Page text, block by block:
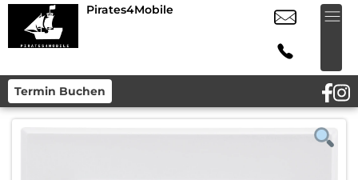
Pirates4Mobile
Termin Buchen